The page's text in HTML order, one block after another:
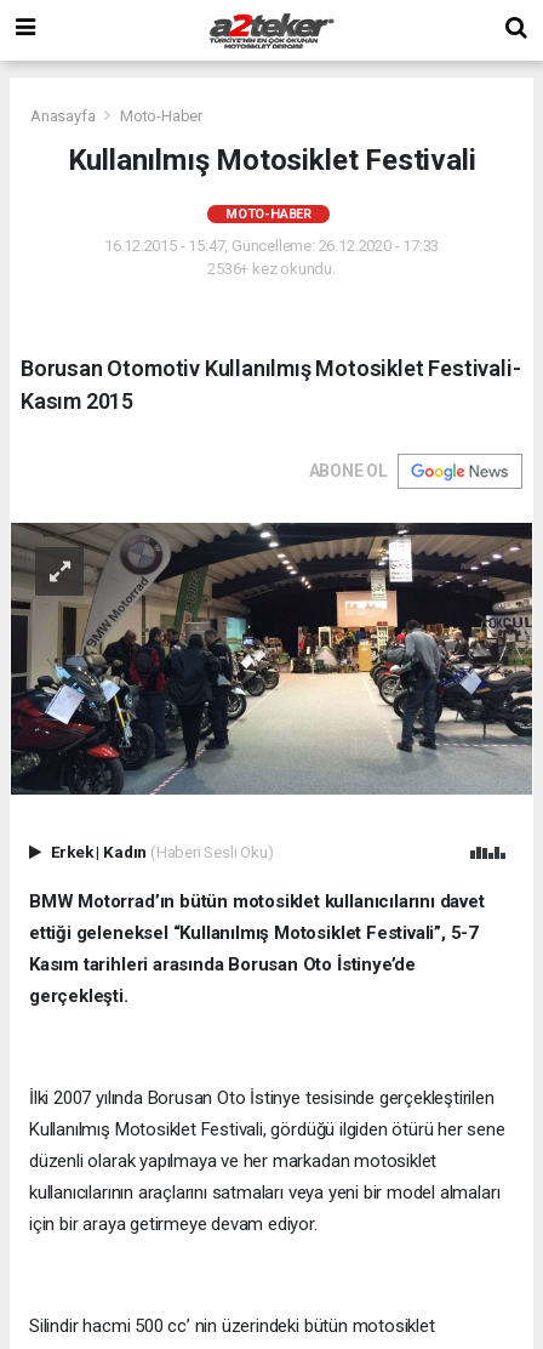
Anasayfa Moto-Haber
Kullanılmış Motosiklet Festivali
MOTO-HABER
16.12.2015 - 15:47, Güncelleme: 26.12.2020 - 17:33
2536+ kez okundu.
Borusan Otomotiv Kullanılmış Motosiklet Festivali-
Kasım 2015
ABONE OL
Erkek| Kadın (Haberi Sesli Oku)
BMW Motorrad’ın bütün motosiklet kullanıcılarını davet
ettiği geleneksel “Kullanılmış Motosiklet Festivali”, 5-7
Kasım tarihleri arasında Borusan Oto İstinye’de
gerçekleşti.
İlki 2007 yılında Borusan Oto İstinye tesisinde gerçekleştirilen
Kullanılmış Motosiklet Festivali, gördüğü ilgiden ötürü her sene
düzenli olarak yapılmaya ve her markadan motosiklet
kullanıcılarının araçlarını satmaları veya yeni bir model almaları
için bir araya getirmeye devam ediyor.
Silindir hacmi 500 cc’ nin üzerindeki bütün motosiklet